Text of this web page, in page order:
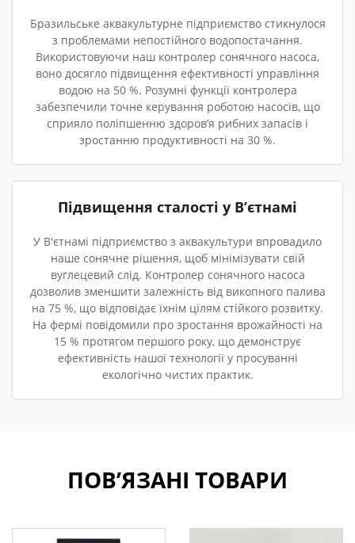
Бразильське аквакультурне підприємство стикнулося
з проблемами непостійного водопостачання.
Використовуючи наш контролер сонячного насоса,
воно досягло підвищення ефективності управління
водою на 50 %. Розумні функції контролера
забезпечили точне керування роботою насосів, що
сприяло поліпшенню здоров’я рибних запасів і
зростанню продуктивності на 30 %.
Підвищення сталості у В’єтнамі
У В'єтнамі підприємство з аквакультури впровадило
наше сонячне рішення, щоб мінімізувати свій
вуглецевий слід. Контролер сонячного насоса
дозволив зменшити залежність від викопного палива
на 75 %, що відповідає їхнім цілям стійкого розвитку.
На фермі повідомили про зростання врожайності на
15 % протягом першого року, що демонструє
ефективність нашої технології у просуванні
екологічно чистих практик.
ПОВ’ЯЗАНІ ТОВАРИ